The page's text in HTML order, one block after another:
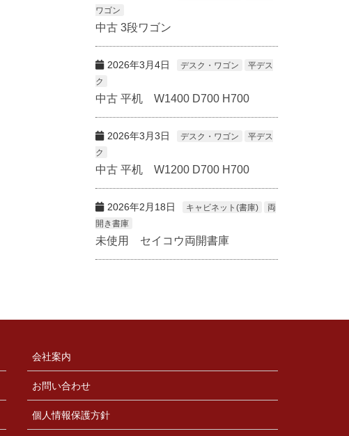
ワゴン
中古 3段ワゴン
2026年3月4日 デスク・ワゴン
平デス
ク
中古 平机 W1400 D700 H700
2026年3月3日 デスク・ワゴン
平デス
ク
中古 平机 W1200 D700 H700
2026年2月18日 キャビネット(書庫)
両
開き書庫
未使用 セイコウ両開書庫
会社案内
お問い合わせ
個人情報保護方針